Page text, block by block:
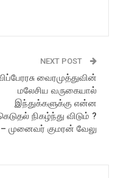
NEXT POST
வைரமுத்துவின்
மலேசிய வருகையால்
இந்துக்களுக்கு என்ன
நிகழ்ந்து விடும் ?
– முனைவர் குமரன் வேலு